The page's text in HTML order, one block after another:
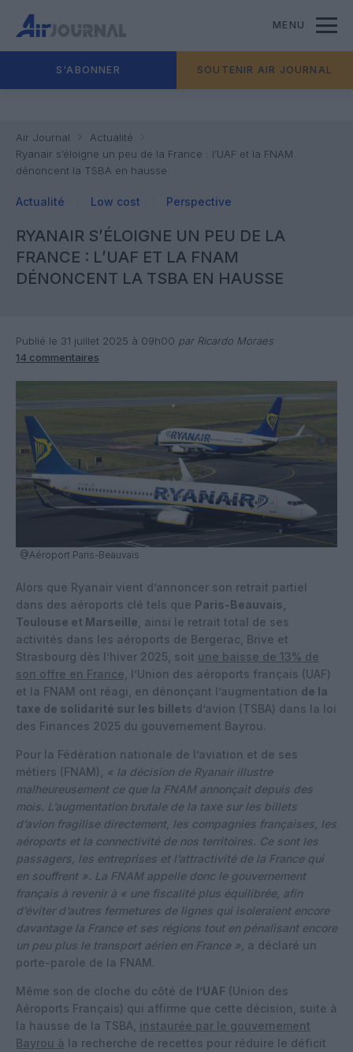
MENU
S'ABONNER SOUTENIR AIR JOURNAL
Air Journal
Actualité
Ryanair s’éloigne un peu de la France : l’UAF et la FNAM
dénoncent la TSBA en hausse
Actualité Low cost Perspective
RYANAIR S’ÉLOIGNE UN PEU DE LA
FRANCE : L’UAF ET LA FNAM
DÉNONCENT LA TSBA EN HAUSSE
Publié le 31 juillet 2025 à 09h00 par Ricardo Moraes
14 commentaires
@Aéroport Paris-Beauvais
Alors que Ryanair vient d’annoncer son retrait partiel
dans des aéroports clé tels que Paris-Beauvais,
Toulouse et Marseille , ainsi le retrait total de ses
activités dans les aéroports de Bergerac, Brive et
Strasbourg dès l’hiver 2025, soit une baisse de 13% de
son offre en France, l’Union des aéroports français (UAF)
et la FNAM ont réagi, en dénonçant l’augmentation de la
taxe de solidarité sur les billets d’avion (TSBA) dans la loi
des Finances 2025 du gouvernement Bayrou.
Pour la Fédération nationale de l’aviation et de ses
métiers (FNAM),
« la décision de Ryanair illustre
malheureusement ce que la FNAM annonçait depuis des
mois. L’augmentation brutale de la taxe sur les billets
d’avion fragilise directement, les compagnies françaises, les
aéroports et la connectivité de nos territoires. Ce sont les
passagers, les entreprises et l’attractivité de la France qui
en souffrent ». La FNAM appelle donc le gouvernement
français à revenir à « une fiscalité plus équilibrée, afin
d’éviter d’autres fermetures de lignes qui isoleraient encore
davantage la France et ses régions tout en pénalisant encore
un peu plus le transport aérien en France », a déclaré un
porte-parole de la FNAM.
Même son de cloche du côté de l’UAF (Union des
Aéroports Français) qui affirme que cette décision, suite à
la hausse de la TSBA, instaurée par le gouvernement
Bayrou à la recherche de recettes pour réduire le déficit